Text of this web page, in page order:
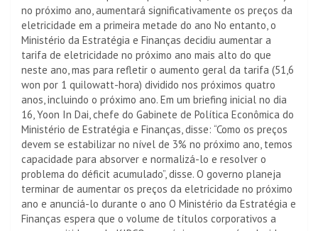
no próximo ano, aumentará significativamente os preços da
eletricidade em a primeira metade do ano No entanto, o
Ministério da Estratégia e Finanças decidiu aumentar a
tarifa de eletricidade no próximo ano mais alto do que
neste ano, mas para refletir o aumento geral da tarifa (51,6
won por 1 quilowatt-hora) dividido nos próximos quatro
anos, incluindo o próximo ano. Em um briefing inicial no dia
16, Yoon In Dai, chefe do Gabinete de Política Econômica do
Ministério de Estratégia e Finanças, disse: “Como os preços
devem se estabilizar no nível de 3% no próximo ano, temos
capacidade para absorver e normalizá-lo e resolver o
problema do déficit acumulado”, disse. O governo planeja
terminar de aumentar os preços da eletricidade no próximo
ano e anunciá-lo durante o ano O Ministério da Estratégia e
Finanças espera que o volume de títulos corporativos a